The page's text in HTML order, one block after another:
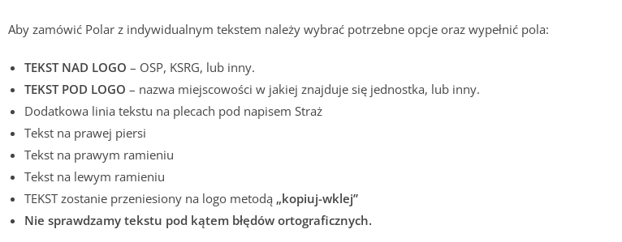
Aby zamówić Polar z indywidualnym tekstem należy wybrać potrzebne opcje oraz wypełnić pola:
TEKST NAD LOGO – OSP, KSRG, lub inny.
TEKST POD LOGO – nazwa miejscowości w jakiej znajduje się jednostka, lub inny.
Dodatkowa linia tekstu na plecach pod napisem Straż
Tekst na prawej piersi
Tekst na prawym ramieniu
Tekst na lewym ramieniu
TEKST zostanie przeniesiony na logo metodą „kopiuj-wklej”
Nie sprawdzamy tekstu pod kątem błędów ortograficznych.